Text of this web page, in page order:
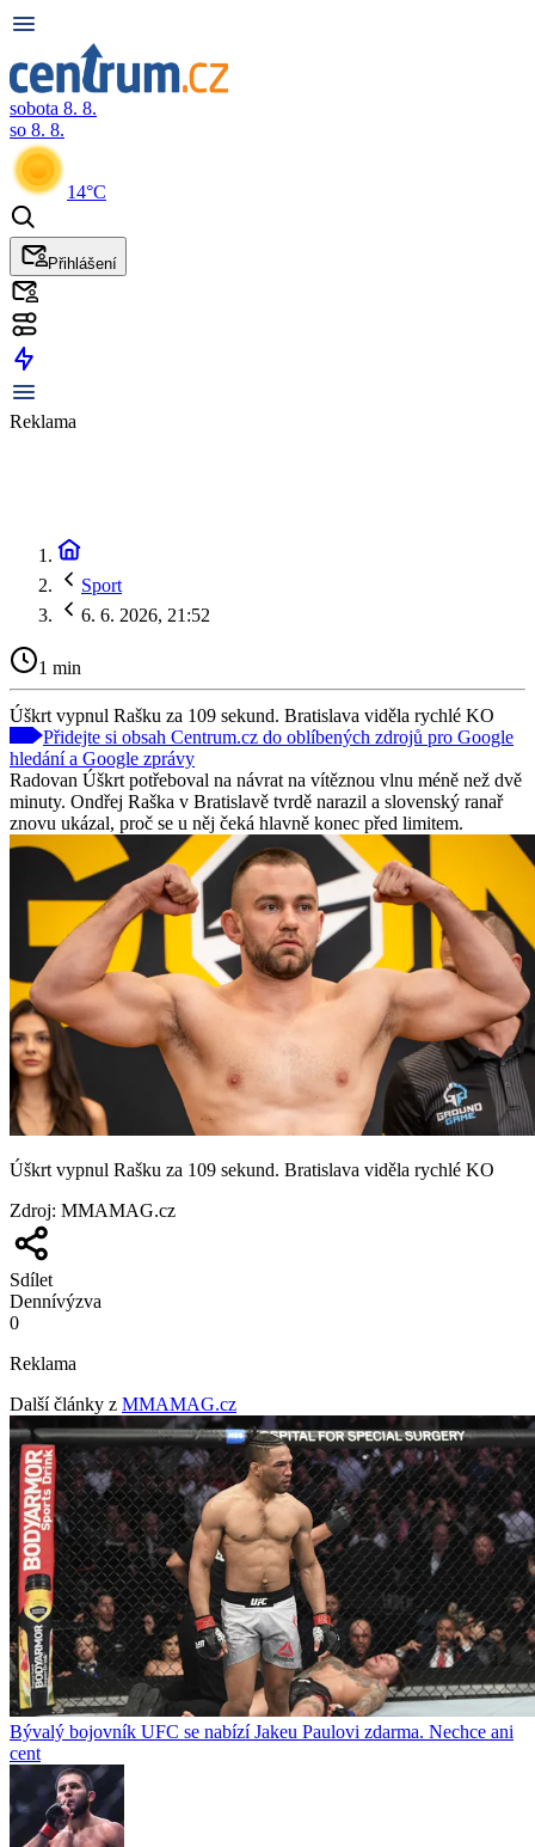
sobota 8. 8.
so 8. 8.
14°C
Přihlášení
Reklama
Sport
6. 6. 2026, 21:52
1 min
Úškrt vypnul Rašku za 109 sekund. Bratislava viděla rychlé KO
Přidejte si obsah Centrum.cz do oblíbených zdrojů pro Google
hledání a Google zprávy
Radovan Úškrt potřeboval na návrat na vítěznou vlnu méně než dvě
minuty. Ondřej Raška v Bratislavě tvrdě narazil a slovenský ranař
znovu ukázal, proč se u něj čeká hlavně konec před limitem.
Úškrt vypnul Rašku za 109 sekund. Bratislava viděla rychlé KO
Zdroj: MMAMAG.cz
Sdílet
Dennívýzva
0
Reklama
Další články z MMAMAG.cz
Bývalý bojovník UFC se nabízí Jakeu Paulovi zdarma. Nechce ani
cent